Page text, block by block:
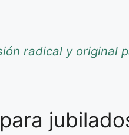
radical y original